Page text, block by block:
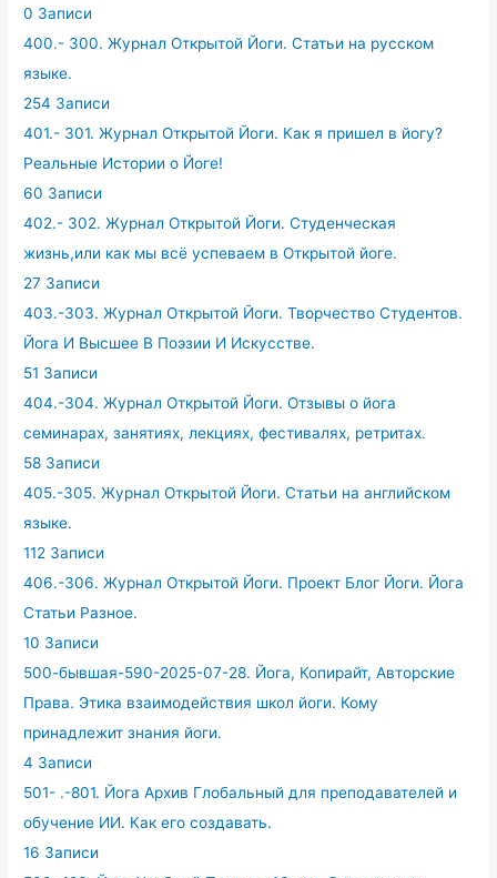
0 Записи
400.- 300. Журнал Открытой Йоги. Статьи на русском
языке.
254 Записи
401.- 301. Журнал Открытой Йоги. Как я пришел в йогу?
Реальные Истории о Йоге!
60 Записи
402.- 302. Журнал Открытой Йоги. Студенческая
жизнь,или как мы всё успеваем в Открытой йоге.
27 Записи
403.-303. Журнал Открытой Йоги. Творчество Студентов.
Йога И Высшее В Поэзии И Искусстве.
51 Записи
404.-304. Журнал Открытой Йоги. Отзывы о йога
семинарах, занятиях, лекциях, фестивалях, ретритах.
58 Записи
405.-305. Журнал Открытой Йоги. Статьи на английском
языке.
112 Записи
406.-306. Журнал Открытой Йоги. Проект Блог Йоги. Йога
Статьи Разное.
10 Записи
500-бывшая-590-2025-07-28. Йога, Копирайт, Авторские
Права. Этика взаимодействия школ йоги. Кому
принадлежит знания йоги.
4 Записи
501- .-801. Йога Архив Глобальный для преподавателей и
обучение ИИ. Как его создавать.
16 Записи